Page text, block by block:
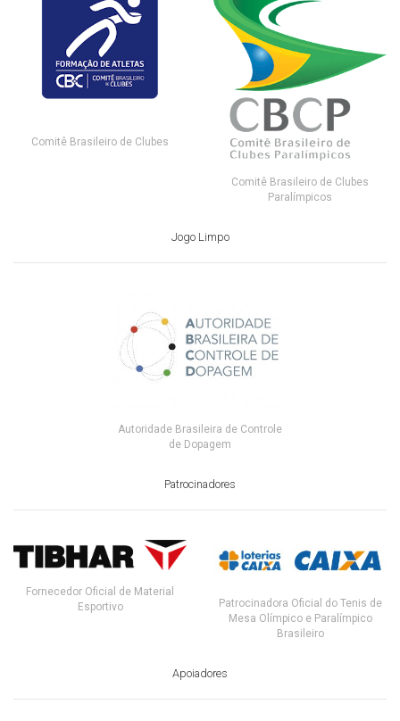
Comitê Brasileiro de Clubes
Comitê Brasileiro de Clubes
Paralímpicos
Jogo Limpo
Autoridade Brasileira de Controle
de Dopagem
Patrocinadores
Fornecedor Oficial de Material
Esportivo
Patrocinadora Oficial do Tenis de
Mesa Olímpico e Paralímpico
Brasileiro
Apoiadores